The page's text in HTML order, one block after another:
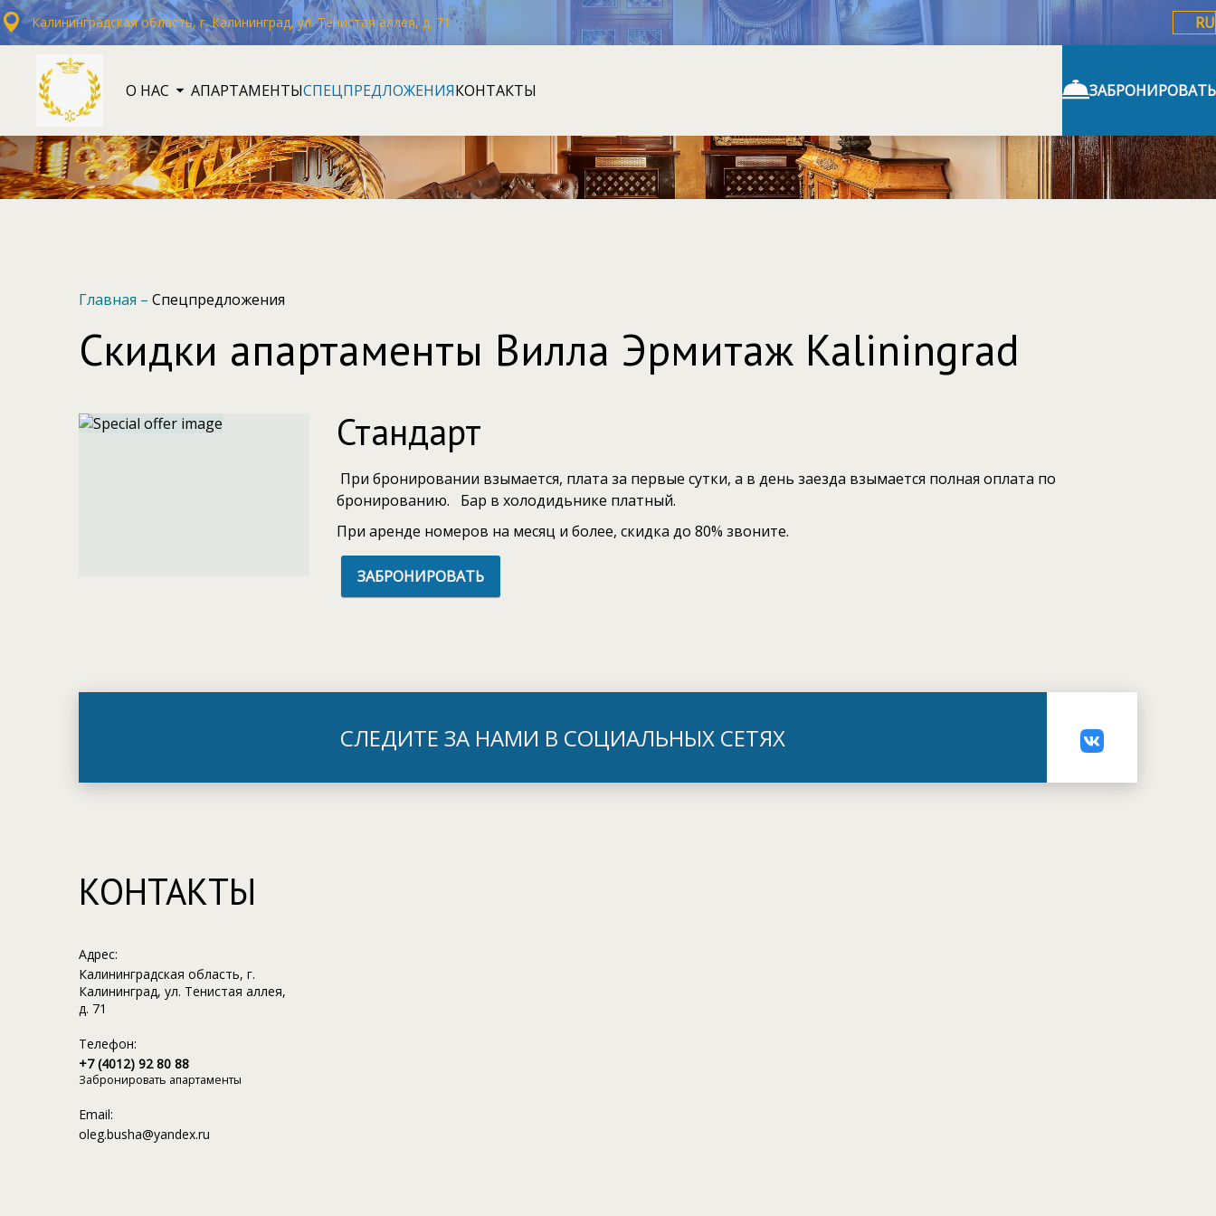
Калининградская область, г. Калининград, ул. Тенистая аллея, д. 71 RU
О НАС АПАРТАМЕНТЫСПЕЦПРЕДЛОЖЕНИЯКОНТАКТЫ ЗАБРОНИРОВАТЬ
Главная – Спецпредложения
Скидки апартаменты Вилла Эрмитаж Kaliningrad
Стандарт
При бронировании взымается, плата за первые сутки, а в день заезда взымается полная оплата по
бронированию. Бар в холодидьнике платный.
При аренде номеров на месяц и более, скидка до 80% звоните.
ЗАБРОНИРОВАТЬ
СЛЕДИТЕ ЗА НАМИ В СОЦИАЛЬНЫХ СЕТЯХ
КОНТАКТЫ
Адрес:
Калининградская область, г.
Калининград, ул. Тенистая аллея,
д. 71
Телефон:
+7 (4012) 92 80 88
Забронировать апартаменты
Email:
oleg.busha@yandex.ru